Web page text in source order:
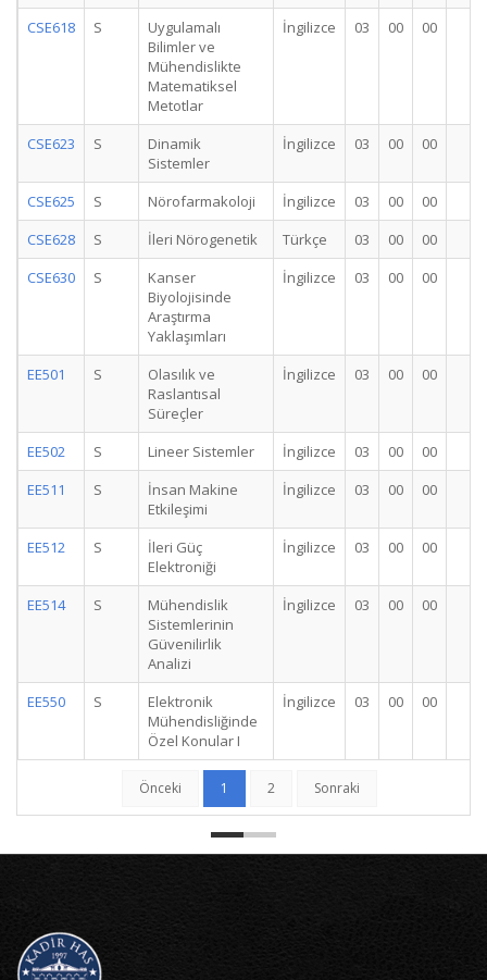
CSE618 S
Uygulamalı
Bilimler ve
Mühendislikte
Matematiksel
Metotlar
İngilizce 03 00 00
CSE623 S
Dinamik
Sistemler
İngilizce 03 00 00
CSE625 S Nörofarmakoloji İngilizce 03 00 00
CSE628
S İleri Nörogenetik Türkçe 03 00 00
CSE630
S
Kanser
Biyolojisinde
Araştırma
Yaklaşımları
İngilizce 03 00 00
EE501 S
Olasılık ve
Raslantısal
Süreçler
İngilizce 03 00 00
EE502 S Lineer Sistemler İngilizce 03 00 00
EE511
S
İnsan Makine
Etkileşimi
İngilizce 03 00 00
EE512 S
İleri Güç
Elektroniği
İngilizce 03 00 00
EE514 S
Mühendislik
Sistemlerinin
Güvenilirlik
Analizi
İngilizce 03 00 00
EE550 S
Elektronik
Mühendisliğinde
Özel Konular I
İngilizce 03 00 00
Önceki 1 2 Sonraki